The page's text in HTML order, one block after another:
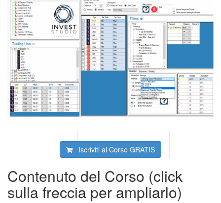
Iscriviti al Corso GRATIS
Contenuto del Corso (click
sulla freccia per ampliarlo)